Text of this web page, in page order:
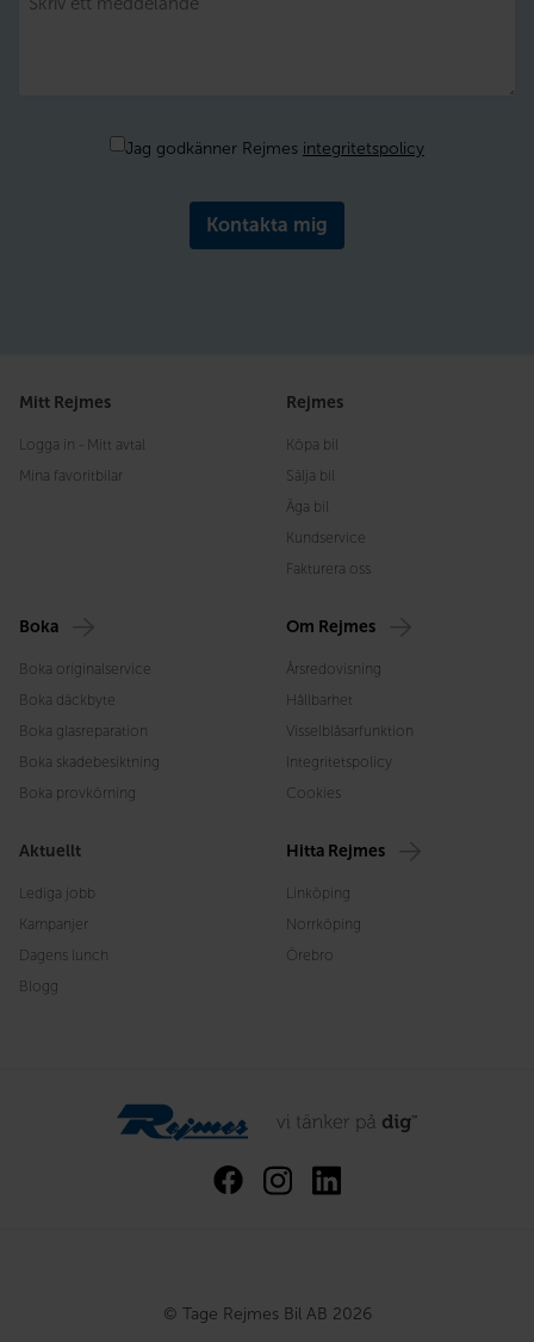
Jag godkänner Rejmes integritetspolicy
Mitt Rejmes
Logga in - Mitt avtal
Mina favoritbilar
Rejmes
Köpa bil
Sälja bil
Äga bil
Kundservice
Fakturera oss
Boka
Boka originalservice
Boka däckbyte
Boka glasreparation
Boka skadebesiktning
Boka provkörning
Om Rejmes
Årsredovisning
Hållbarhet
Visselblåsarfunktion
Integritetspolicy
Cookies
Aktuellt
Lediga jobb
Kampanjer
Dagens lunch
Blogg
Hitta Rejmes
Linköping
Norrköping
Örebro
© Tage Rejmes Bil AB 2026